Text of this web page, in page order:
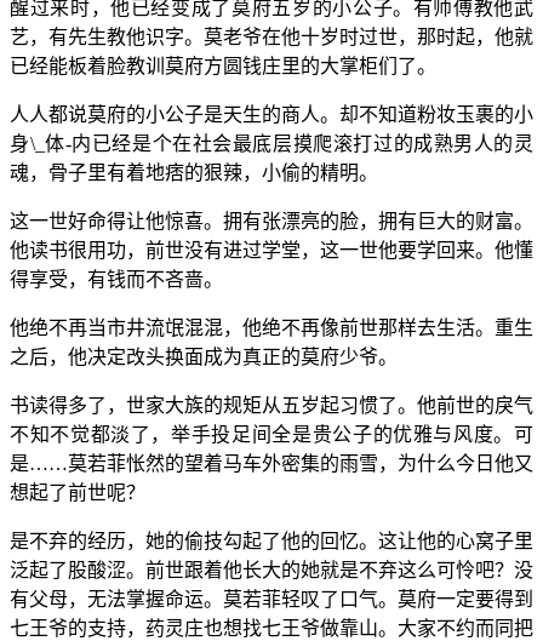
醒过来时，他已经变成了莫府五岁的小公子。有师傅教他武
艺，有先生教他识字。莫老爷在他十岁时过世，那时起，他就
已经能板着脸教训莫府方圆钱庄里的大掌柜们了。
人人都说莫府的小公子是天生的商人。却不知道粉妆玉裹的小
身\_体-内已经是个在社会最底层摸爬滚打过的成熟男人的灵
魂，骨子里有着地痞的狠辣，小偷的精明。
这一世好命得让他惊喜。拥有张漂亮的脸，拥有巨大的财富。
他读书很用功，前世没有进过学堂，这一世他要学回来。他懂
得享受，有钱而不吝啬。
他绝不再当市井流氓混混，他绝不再像前世那样去生活。重生
之后，他决定改头换面成为真正的莫府少爷。
书读得多了，世家大族的规矩从五岁起习惯了。他前世的戾气
不知不觉都淡了，举手投足间全是贵公子的优雅与风度。可
是……莫若菲怅然的望着马车外密集的雨雪，为什么今日他又
想起了前世呢？
是不弃的经历，她的偷技勾起了他的回忆。这让他的心窝子里
泛起了股酸涩。前世跟着他长大的她就是不弃这么可怜吧？没
有父母，无法掌握命运。莫若菲轻叹了口气。莫府一定要得到
七王爷的支持，药灵庄也想找七王爷做靠山。大家不约而同把